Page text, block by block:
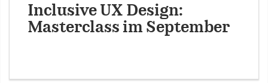
Inclusive UX Design:
Masterclass im September